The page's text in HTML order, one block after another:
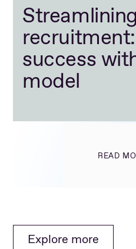
Streamlining
success
model
READ
Explore more